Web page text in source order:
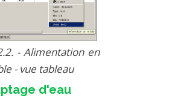
- Alimentation en
- vue tableau
d'eau